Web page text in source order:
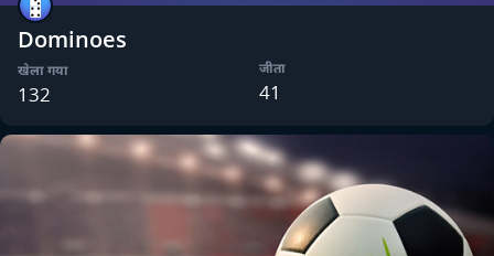
Dominoes
खेला गया
132
जीता
41